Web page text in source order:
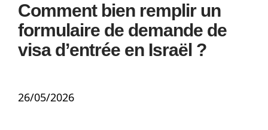
Comment bien remplir un
formulaire de demande de
visa d’entrée en Israël ?
26/05/2026